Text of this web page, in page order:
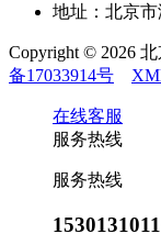
地址：北京
Copyright © 2026
备17033914号
在线客服
服务热线
服务热线